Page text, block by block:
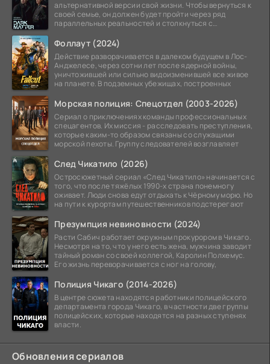
альтернативной версии свой жизни. Чтобы вернуться к
своей семье, он должен будет пройти через ряд
параллельных реальностей и столкнуться с
Фоллаут (2024)
Действие разворачивается в далеком будущем в Лос-
Анджелесе, через сотни лет после ядерной войны,
уничтожившей или сильно видоизменившей все живое
на планете. В подземных убежищах, построенных
Морская полиция: Спецотдел (2003-2026)
Сериал о приключениях команды профессиональных
спецагентов. Их миссия - расследовать преступления,
которые каким-то образом связаны со служащими
морской пехоты. Группу следователей возглавляет
След Чикатило (2026)
Остросюжетный сериал «След Чикатило» начинается с
того, что после тяжёлых 1990-х страна понемногу
оживает. Люди снова едут отдыхать к Чёрному морю. Но
на пути к курортам путешественников подстерегают
Презумпция невиновности (2024)
Расти Сабич работает окружным прокурором в Чикаго.
Несмотря на то, что у него есть жена, мужчина заводит
тайный роман со своей коллегой, Каролин Полхемус.
Его жизнь переворачивается с ног на голову,
Полиция Чикаго (2014-2026)
В центре сюжета находятся работники полицейского
департамента города Чикаго, в частности две группы
полицейских, которые находятся на разных ступенях
власти.
Обновления сериалов